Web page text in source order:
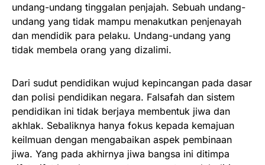
undang-undang tinggalan penjajah. Sebuah undang-
undang yang tidak mampu menakutkan penjenayah
dan mendidik para pelaku. Undang-undang yang
tidak membela orang yang dizalimi.
Dari sudut pendidikan wujud kepincangan pada dasar
dan polisi pendidikan negara. Falsafah dan sistem
pendidikan ini tidak berjaya membentuk jiwa dan
akhlak. Sebaliknya hanya fokus kepada kemajuan
keilmuan dengan mengabaikan aspek pembinaan
jiwa. Yang pada akhirnya jiwa bangsa ini ditimpa